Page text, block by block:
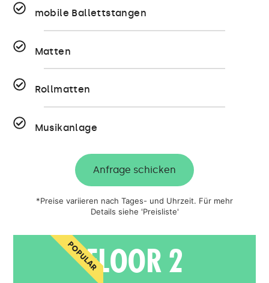
mobile Ballettstangen
Matten
Rollmatten
Musikanlage
Anfrage schicken
*Preise variieren nach Tages- und Uhrzeit. Für mehr
Details siehe 'Preisliste'
POPULARFLOOR 2